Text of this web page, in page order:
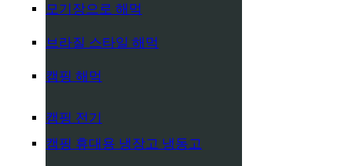
모기장으로 해먹
브라질 스타일 해먹
캠핑 해먹
캠핑 전기
캠핑 휴대용 냉장고 냉동고